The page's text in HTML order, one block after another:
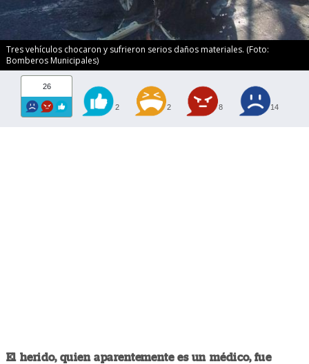
Tres vehículos chocaron y sufrieron serios daños materiales. (Foto:
Bomberos Municipales)
26
2 2 8 14
El herido, quien aparentemente es un médico, fue